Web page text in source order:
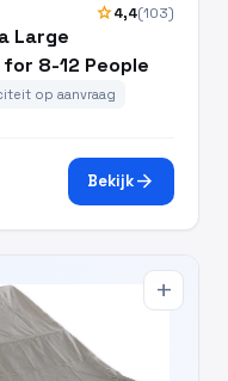
star4,4(103)
Large
8-12 People
op aanvraag
Bekijkarrow_forward
add